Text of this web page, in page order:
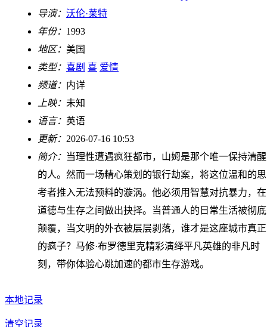
导演： 沃伦·莱特
年份： 1993
地区： 美国
类型： 喜剧 喜 爱情
频道： 内详
上映： 未知
语言： 英语
更新： 2026-07-16 10:53
简介： 当理性遭遇疯狂都市，山姆是那个唯一保持清醒
的人。然而一场精心策划的银行劫案，将这位温和的思
考者推入无法预料的漩涡。他必须用智慧对抗暴力，在
道德与生存之间做出抉择。当普通人的日常生活被彻底
颠覆，当文明的外衣被层层剥落，谁才是这座城市真正
的疯子？马修·布罗德里克精彩演绎平凡英雄的非凡时
刻，带你体验心跳加速的都市生存游戏。
本地记录
清空记录